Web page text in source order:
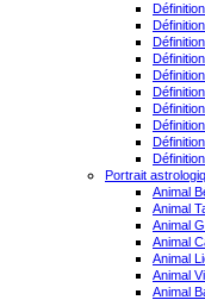
Portrait
Animal
Animal
Animal
Animal
Animal
Animal
Animal